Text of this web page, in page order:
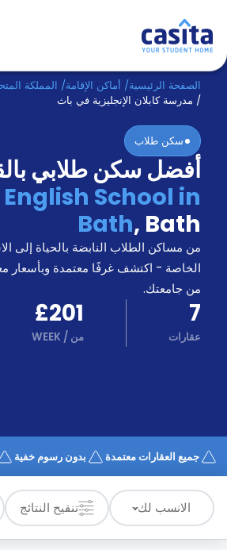
الرئيسية عربي GBP
دخول
حجز
السكن
من
نحن؟
المدونة
أخبر
أصدقائك
و
اكسب
كن
شريكا
الدعم
كيف
تعمل؟
الأسئلة
الشائعة
الصفحة الرئيسية/ أماكن الإقامة/ المملكة
/ مدرسة كابلان الإنجليزية في باث
سكن طلاب
أفضل سكن طلابي
School in
Bath, Bath
من مساكن الطلاب النابضة بالحياة إلى
الخاصة - اكتشف غرفًا معتمدة وبأسعار
من جامعتك.
7
عقارات
£201
من /
WEEK
جميع العقارات معتمدة بدون رسوم خفية
الانسب لك تنقيح النتائج